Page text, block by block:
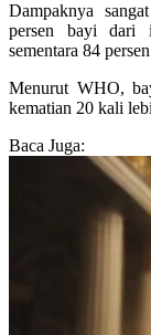
Dampaknya
persen bayi dari
sementara 84
Menurut WHO,
kematian 20 kali
Baca Juga: